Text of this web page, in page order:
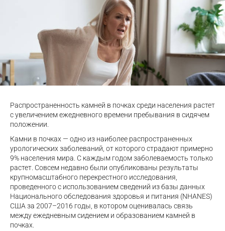
Распространенность камней в почках среди населения растет
с увеличением ежедневного времени пребывания в сидячем
положении.
Камни в почках — одно из наиболее распространенных
урологических заболеваний, от которого страдают примерно
9% населения мира. С каждым годом заболеваемость только
растет. Совсем недавно были опубликованы результаты
крупномасштабного перекрестного исследования,
проведенного с использованием сведений из базы данных
Национального обследования здоровья и питания (NHANES)
США за 2007–2016 годы, в котором оценивалась связь
между ежедневным сидением и образованием камней в
почках.